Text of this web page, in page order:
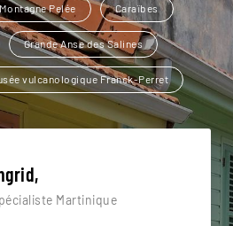
Pelée Caraïbes
Grande Anse des Salines
vulcanologique Franck-Perret
Martinique